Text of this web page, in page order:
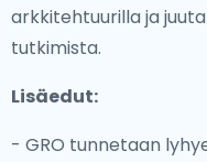
arkkitehtuurilla ja
tutkimista.
Lisäedut:
- GRO tunnetaan